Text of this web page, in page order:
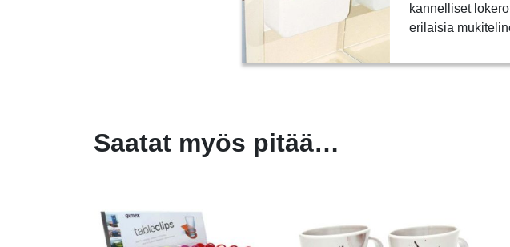
kannelliset
erilaisia
Saatat myös pitää…